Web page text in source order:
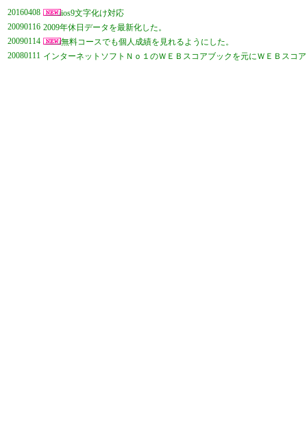
20160408
ios9文字化け対応
20090116 2009年休日データを最新化した。
20090114
無料コースでも個人成績を見れるようにした。
20080111 インターネットソフトＮｏ１のＷＥＢスコアブックを元にＷＥＢスコ